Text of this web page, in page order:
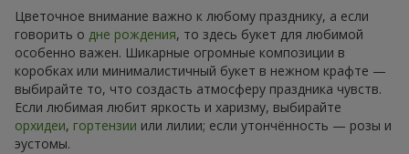
Цветочное внимание важно к любому празднику, а если
говорить о дне рождения, то здесь букет для любимой
особенно важен. Шикарные огромные композиции в
коробках или минималистичный букет в нежном крафте —
выбирайте то, что создасть атмосферу праздника чувств.
Если любимая любит яркость и харизму, выбирайте
орхидеи, гортензии или лилии; если утончённость — розы и
эустомы.